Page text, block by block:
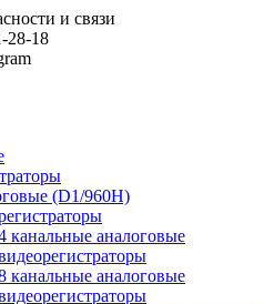
и связи
28-18
(D1/960H)
канальные аналоговые
канальные аналоговые